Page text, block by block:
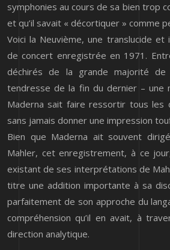
symphonies au cours de sa bien trop
et qu’il savait « décortiquer » comme
Voici la Neuvième, une translucide et
de concert enregistrée en 1971.
déchirés de la grande majorité de
tendresse de la fin du dernier – une
Maderna sait faire ressortir tous les
sans jamais donner une impression
Bien que Maderna ait souvent
Mahler, cet enregistrement, à ce
existant de ses interprétations de
titre une addition importante à sa
parfaitement de son approche du
compréhension qu’il en avait, à
direction analytique.